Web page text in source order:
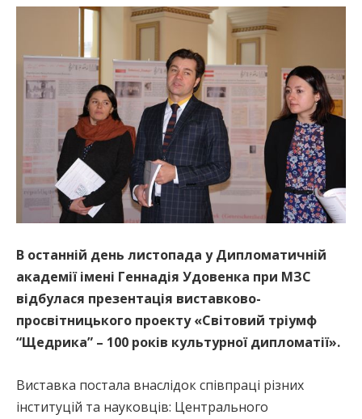
В останній день листопада у Дипломатичній
академії імені Геннадія Удовенка при МЗС
відбулася презентація виставково-
просвітницького проекту «Світовий тріумф
“Щедрика” – 100 років культурної дипломатії».
Виставка постала внаслідок співпраці різних
інституцій та науковців: Центрального